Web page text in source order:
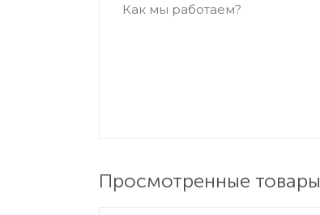
Как мы работаем?
Просмотренные товары